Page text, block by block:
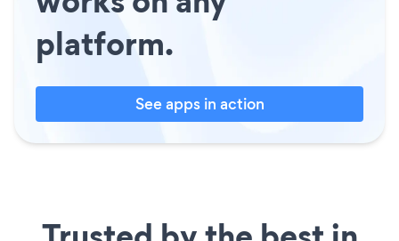
platform.
See apps in action